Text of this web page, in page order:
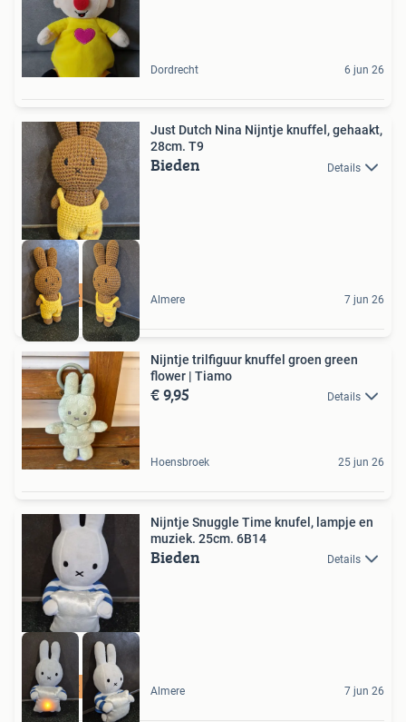
Dordrecht 6 jun 26
In mooie conditie
Just Dutch Nina Nijntje knuffel, gehaakt,
28cm. T9
Bieden Details
Almere 7 jun 26
Nijntje trilfiguur knuffel groen green
flower | Tiamo
€ 9,95 Details
Hoensbroek 25 jun 26
Werkt prima
Nijntje Snuggle Time knufel, lampje en
muziek. 25cm. 6B14
Bieden Details
Almere 7 jun 26